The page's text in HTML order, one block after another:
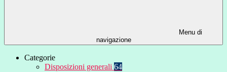
Menu di
navigazione
Categorie
Disposizioni generali 64